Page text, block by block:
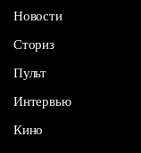
Новости
Сториз
Пульт
Интервью
Кино